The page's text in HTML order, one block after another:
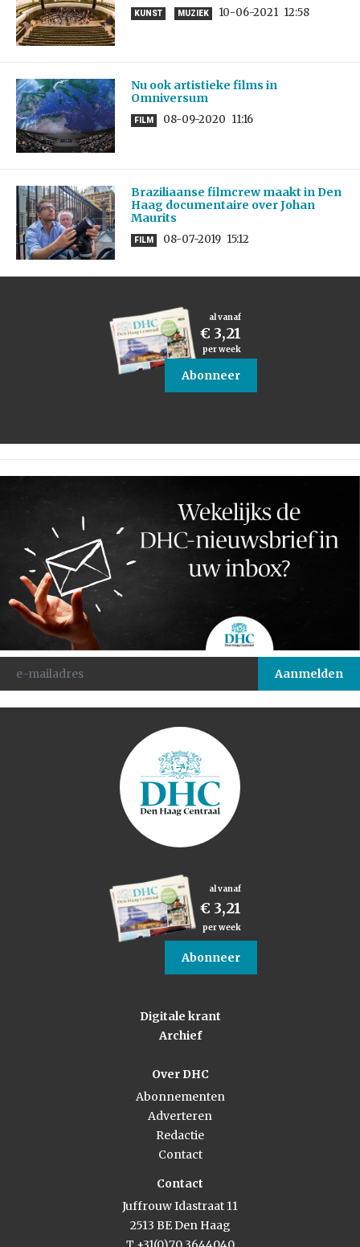
KUNST MUZIEK 10-06-2021 12:58
Nu ook artistieke films in
Omniversum
FILM 08-09-2020 11:16
Braziliaanse filmcrew maakt in Den
Haag documentaire over Johan
Maurits
FILM 08-07-2019 15:12
al vanaf
€ 3,21
per week
Abonneer
al vanaf
€ 3,21
per week
Abonneer
Digitale krant
Archief
Over DHC
Abonnementen
Adverteren
Redactie
Contact
Contact
Juffrouw Idastraat 11
2513 BE Den Haag